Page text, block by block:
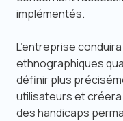
implémentés.
L’entreprise
ethnographiques
définir plus
utilisateurs et
des handicaps